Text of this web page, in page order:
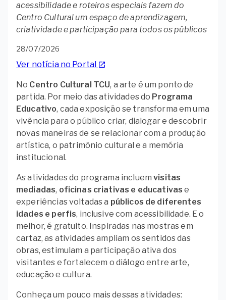
acessibilidade e roteiros especiais fazem do
Centro Cultural um espaço de aprendizagem,
criatividade e participação para todos os públicos
28/07/2026
Ver notícia no Portal launch
No Centro Cultural TCU, a arte é um ponto de
partida. Por meio das atividades do Programa
Educativo, cada exposição se transforma em uma
vivência para o público criar, dialogar e descobrir
novas maneiras de se relacionar com a produção
artística, o patrimônio cultural e a memória
institucional.
As atividades do programa incluemvisitas
mediadas, oficinas criativas e educativas e
experiências voltadas a públicos de diferentes
idades e perfis, inclusive com acessibilidade. E o
melhor, é gratuito. Inspiradas nas mostras em
cartaz, as atividades ampliam os sentidos das
obras, estimulam a participação ativa dos
visitantes e fortalecem o diálogo entre arte,
educação e cultura.
Conheça um pouco mais dessas atividades: